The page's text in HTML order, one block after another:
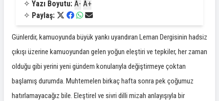
✧ Yazı Boyutu: A- A+
✧ Paylaş:
Günlerdir, kamuoyunda büyük yankı uyandıran Leman Dergisinin hadsiz
çıkışı üzerine kamuoyundan gelen yoğun eleştiri ve tepkiler, her zaman
olduğu gibi yerini yeni gündem konularıyla değiştirmeye çoktan
başlamış durumda. Muhtemelen birkaç hafta sonra pek çoğumuz
hatırlamayacağız bile. Eleştirel ve sivri dilli mizah anlayışıyla bir